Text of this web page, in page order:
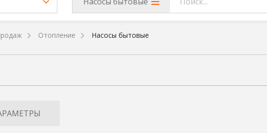
Отопление Насосы бытовые